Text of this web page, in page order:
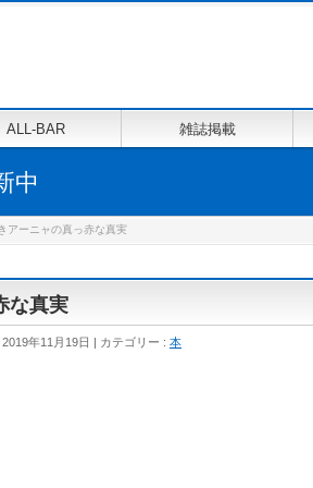
ALL-BAR 雑誌掲載
中
アーニャの真っ赤な真実
な真実
年11月19日 カテゴリー : 本